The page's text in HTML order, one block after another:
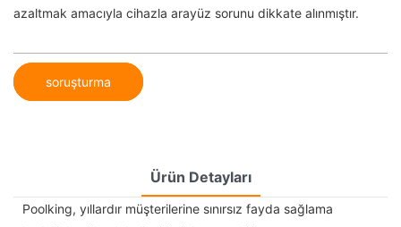
azaltmak amacıyla cihazla arayüz sorunu dikkate alınmıştır.
soruşturma
Ürün Detayları
Poolking, yıllardır müşterilerine sınırsız fayda sağlama